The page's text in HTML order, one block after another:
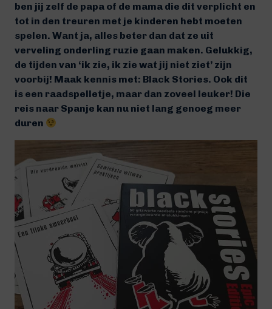
ben jij zelf de papa of de mama die dit verplicht en
tot in den treuren met je kinderen hebt moeten
spelen. Want ja, alles beter dan dat ze uit
verveling onderling ruzie gaan maken. Gelukkig,
de tijden van ‘ik zie, ik zie wat jij niet ziet’ zijn
voorbij! Maak kennis met: Black Stories. Ook dit
is een raadspelletje, maar dan zoveel leuker! Die
reis naar Spanje kan nu niet lang genoeg meer
duren